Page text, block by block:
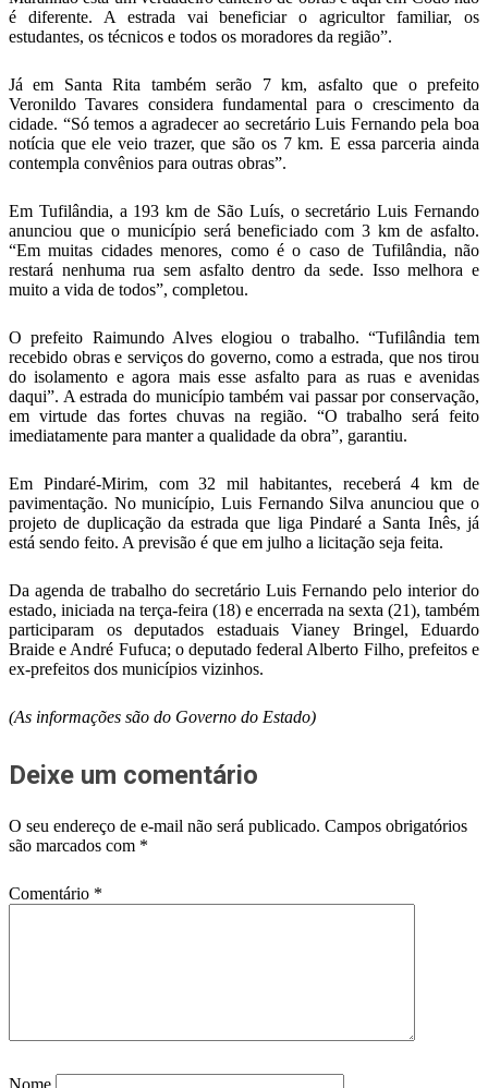
é diferente. A estrada vai beneficiar o agricultor familiar, os
estudantes, os técnicos e todos os moradores da região”.
Já em Santa Rita também serão 7 km, asfalto que o prefeito
Veronildo Tavares considera fundamental para o crescimento da
cidade. “Só temos a agradecer ao secretário Luis Fernando pela boa
notícia que ele veio trazer, que são os 7 km. E essa parceria ainda
contempla convênios para outras obras”.
Em Tufilândia, a 193 km de São Luís, o secretário Luis Fernando
anunciou que o município será beneficiado com 3 km de asfalto.
“Em muitas cidades menores, como é o caso de Tufilândia, não
restará nenhuma rua sem asfalto dentro da sede. Isso melhora e
muito a vida de todos”, completou.
O prefeito Raimundo Alves elogiou o trabalho. “Tufilândia tem
recebido obras e serviços do governo, como a estrada, que nos tirou
do isolamento e agora mais esse asfalto para as ruas e avenidas
daqui”. A estrada do município também vai passar por conservação,
em virtude das fortes chuvas na região. “O trabalho será feito
imediatamente para manter a qualidade da obra”, garantiu.
Em Pindaré-Mirim, com 32 mil habitantes, receberá 4 km de
pavimentação. No município, Luis Fernando Silva anunciou que o
projeto de duplicação da estrada que liga Pindaré a Santa Inês, já
está sendo feito. A previsão é que em julho a licitação seja feita.
Da agenda de trabalho do secretário Luis Fernando pelo interior do
estado, iniciada na terça-feira (18) e encerrada na sexta (21), também
participaram os deputados estaduais Vianey Bringel, Eduardo
Braide e André Fufuca; o deputado federal Alberto Filho, prefeitos e
ex-prefeitos dos municípios vizinhos.
(As informações são do Governo do Estado)
Deixe um comentário
O seu endereço de e-mail não será publicado. Campos obrigatórios
são marcados com *
Comentário *
Nome